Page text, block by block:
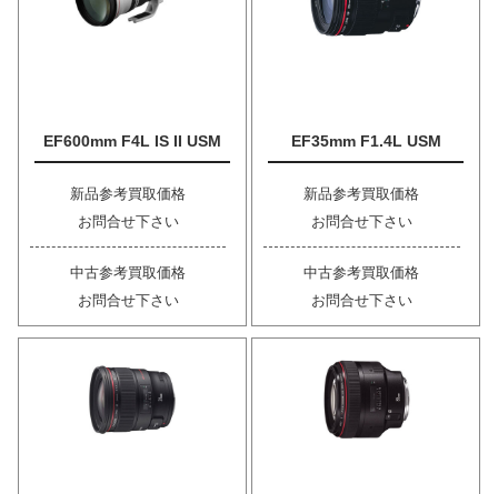
EF600mm F4L IS II USM
新品参考買取価格
お問合せ下さい
中古参考買取価格
お問合せ下さい
EF35mm F1.4L USM
新品参考買取価格
お問合せ下さい
中古参考買取価格
お問合せ下さい